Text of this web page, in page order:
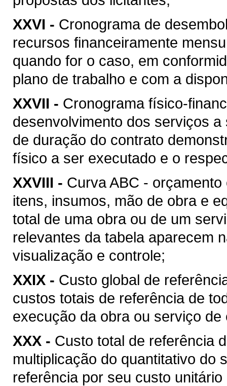
XXVI - Cronograma de
recursos financeiramente
quando for o caso, em
plano de trabalho e com a
XXVII - Cronograma físico-
desenvolvimento dos serviços
de duração do contrato
físico a ser executado e o
XXVIII - Curva ABC -
itens, insumos, mão de obra e
total de uma obra ou de um
relevantes da tabela aparecem
visualização e controle;
XXIX - Custo global de
custos totais de referência de
execução da obra ou serviço
XXX - Custo total de referência
multiplicação do quantitativo do
referência por seu custo